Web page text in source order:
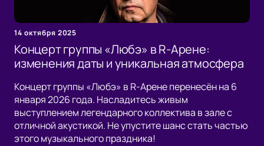
14 октября 2025
Концерт группы «Любэ» в R-Арене:
изменения даты и уникальная атмосфера
Концерт группы «Любэ» в R-Арене перенесён на 6
января 2026 года. Насладитесь живым
выступлением легендарного коллектива в зале с
отличной акустикой. Не упустите шанс стать частью
этого музыкального праздника!